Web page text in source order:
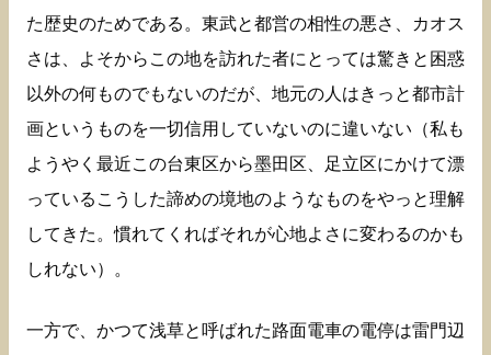
た歴史のためである。東武と都営の相性の悪さ、カオス
さは、よそからこの地を訪れた者にとっては驚きと困惑
以外の何ものでもないのだが、地元の人はきっと都市計
画というものを一切信用していないのに違いない（私も
ようやく最近この台東区から墨田区、足立区にかけて漂
っているこうした諦めの境地のようなものをやっと理解
してきた。慣れてくればそれが心地よさに変わるのかも
しれない）。
一方で、かつて浅草と呼ばれた路面電車の電停は雷門辺